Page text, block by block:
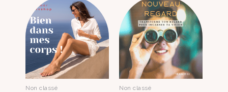
Non classé Non classé